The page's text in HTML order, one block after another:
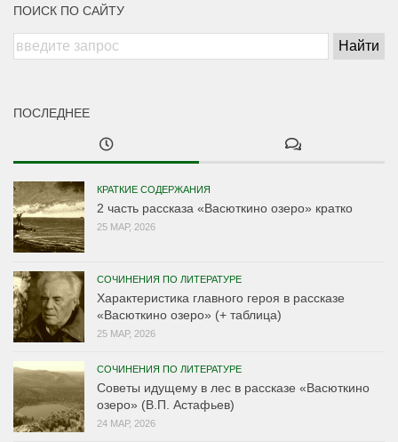
ПОИСК ПО САЙТУ
ПОСЛЕДНЕЕ
КРАТКИЕ СОДЕРЖАНИЯ
2 часть рассказа «Васюткино озеро» кратко
25 МАР, 2026
СОЧИНЕНИЯ ПО ЛИТЕРАТУРЕ
Характеристика главного героя в рассказе
«Васюткино озеро» (+ таблица)
25 МАР, 2026
СОЧИНЕНИЯ ПО ЛИТЕРАТУРЕ
Советы идущему в лес в рассказе «Васюткино
озеро» (В.П. Астафьев)
24 МАР, 2026